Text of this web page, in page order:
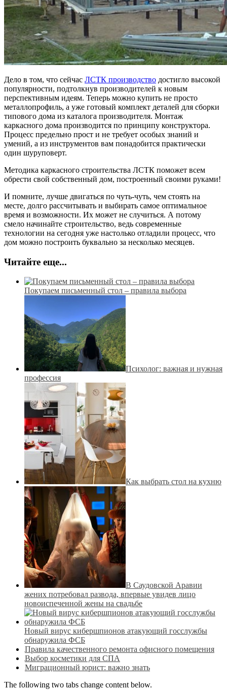
Дело в том, что сейчас ЛСТК производство достигло высокой
популярности, подтолкнув производителей к новым
перспективным идеям. Теперь можно купить не просто
металлопрофиль, а уже готовый комплект деталей для сборки
типового дома из каталога производителя. Монтаж
каркасного дома производится по принципу конструктора.
Процесс предельно прост и не требует особых знаний и
умений, а из инструментов вам понадобится практически
один шуруповерт.
Методика каркасного строительства ЛСТК поможет всем
обрести свой собственный дом, построенный своими руками!
И помните, лучше двигаться по чуть-чуть, чем стоять на
месте, долго рассчитывать и выбирать самое оптимальное
время и возможности. Их может не случиться. А потому
смело начинайте строительство, ведь современные
технологии на сегодня уже настолько отладили процесс, что
дом можно построить буквально за несколько месяцев.
Читайте еще...
Покупаем письменный стол – правила выбора
Психолог: важная и нужная
профессия
Как выбрать стол на кухню
В Саудовской Аравии
жених потребовал развода, впервые увидев лицо
новоиспеченной жены на свадьбе
Новый вирус кибершпионов атакующий госслужбы
обнаружила ФСБ
Правила качественного ремонта офисного помещения
Выбор косметики для СПА
Миграционный юрист: важно знать
The following two tabs change content below.